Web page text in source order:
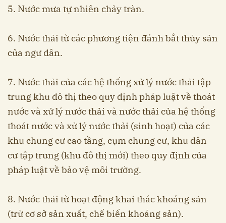
5. Nước mưa tự nhiên chảy tràn.
6. Nước thải từ các phương tiện đánh bắt thủy sản
của ngư dân.
7. Nước thải của các hệ thống xử lý nước thải tập
trung khu đô thị theo quy định pháp luật về thoát
nước và xử lý nước thải và nước thải của hệ thống
thoát nước và xử lý nước thải (sinh hoạt) của các
khu chung cư cao tầng, cụm chung cư, khu dân
cư tập trung (khu đô thị mới) theo quy định của
pháp luật về bảo vệ môi trường.
8. Nước thải từ hoạt động khai thác khoáng sản
(trừ cơ sở sản xuất, chế biến khoáng sản).